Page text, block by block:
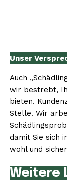
Unser
Auch
wir bestrebt,
bieten.
Stelle. Wir
damit Sie sich
wohl und
Weitere